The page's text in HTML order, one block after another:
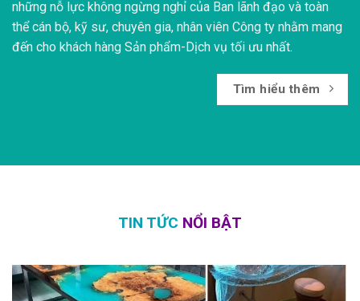
những nỗ lực không ngừng nghỉ của Ban lãnh đạo và toàn
thể cán bộ, kỹ sư, chuyên gia, nhân viên Công ty nhằm mang
đến cho khách hàng Sản phẩm-Dịch vụ tối ưu nhất.
Tìm hiểu thêm
TIN TỨC NỔI BẬT